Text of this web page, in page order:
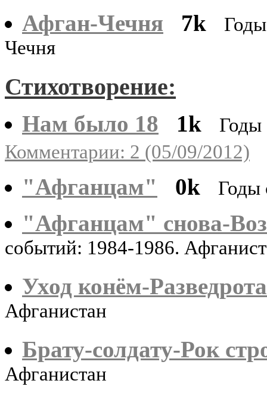
Афган-Чечня
7k
Чечня
Стихотворение:
Нам было 18 1k
Годы
Комментарии: 2 (05/09/2012)
"Афганцам" 0k Годы
"Афганцам" снова-
событий: 1984-1986.
Уход конём-
Афганистан
Брату-солдату-Рок
Афганистан